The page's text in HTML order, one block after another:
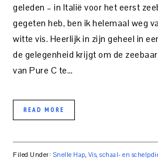
geleden – in Italië voor het eerst
gegeten heb, ben ik helemaal weg
witte vis. Heerlijk in zijn geheel in
de gelegenheid krijgt om de
van Pure C te…
READ MORE
Filed Under: Snelle Hap, Vis, schaal- en